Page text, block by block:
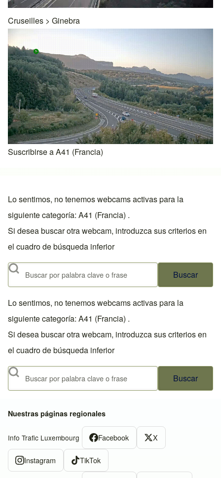
Cruseilles > Ginebra
Suscribirse a A41 (Francia)
Lo sentimos, no tenemos webcams activas para la
siguiente categoría: A41 (Francia) .
Si desea buscar otra webcam, introduzca sus criterios en
el cuadro de búsqueda inferior
Buscar
Lo sentimos, no tenemos webcams activas para la
siguiente categoría: A41 (Francia) .
Si desea buscar otra webcam, introduzca sus criterios en
el cuadro de búsqueda inferior
Buscar
Nuestras páginas regionales
Info Trafic Luxembourg Facebook X
Instagram TikTok